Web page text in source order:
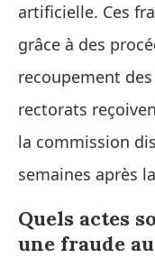
artificielle. Ces
grâce à des
recoupement
rectorats
la commission
semaines après
Quels actes
une fraude